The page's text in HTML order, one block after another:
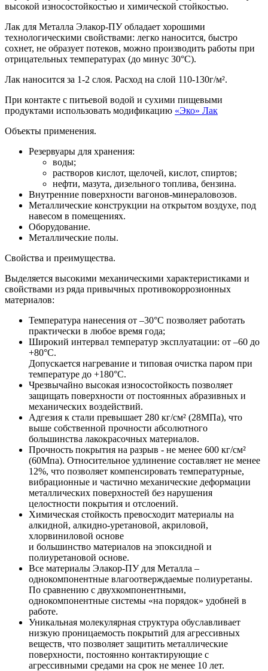
высокой износостойкостью и химической стойкостью.
Лак для Металла Элакор-ПУ обладает хорошими
технологическими свойствами: легко наносится, быстро
сохнет, не образует потеков, можно производить работы при
отрицательных температурах (до минус 30°С).
Лак наносится за 1-2 слоя. Расход на слой 110-130г/м².
При контакте с питьевой водой и сухими пищевыми
продуктами использовать модификацию «Эко» Лак
Объекты применения.
Резервуары для хранения:
воды;
растворов кислот, щелочей, кислот, спиртов;
нефти, мазута, дизельного топлива, бензина.
Внутренние поверхности вагонов-минераловозов.
Металлические конструкции на открытом воздухе, под
навесом в помещениях.
Оборудование.
Металлические полы.
Свойства и преимущества.
Выделяется высокими механическими характеристиками и
свойствами из ряда привычных противокоррозионных
материалов:
Температура нанесения от –30°С позволяет работать
практически в любое время года;
Широкий интервал температур эксплуатации: от –60 до
+80°С.
Допускается нагревание и типовая очистка паром при
температуре до +180°С.
Чрезвычайно высокая износостойкость позволяет
защищать поверхности от постоянных абразивных и
механических воздействий.
Адгезия к стали превышает 280 кг/см² (28МПа), что
выше собственной прочности абсолютного
большинства лакокрасочных материалов.
Прочность покрытия на разрыв - не менее 600 кг/см²
(60Мпа). Относительное удлинение составляет не менее
12%, что позволяет компенсировать температурные,
вибрационные и частично механические деформации
металлических поверхностей без нарушения
целостности покрытия и отслоений.
Химическая стойкость превосходит материалы на
алкидной, алкидно-уретановой, акриловой,
хлорвиниловой основе
и большинство материалов на эпоксидной и
полиуретановой основе.
Все материалы Элакор-ПУ для Металла –
однокомпонентные влагоотверждаемые полиуретаны.
По сравнению с двухкомпонентными,
однокомпонентные системы «на порядок» удобней в
работе.
Уникальная молекулярная структура обуславливает
низкую проницаемость покрытий для агрессивных
веществ, что позволяет защитить металлические
поверхности, постоянно контактирующие с
агрессивными средами на срок не менее 10 лет.